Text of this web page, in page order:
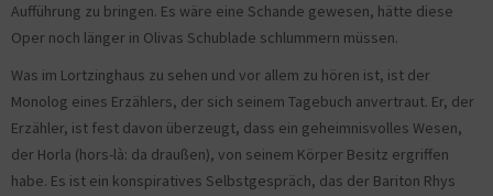
Aufführung zu bringen. Es wäre eine Schande gewesen, hätte diese
Oper noch länger in Olivas Schublade schlummern müssen.
Was im Lortzinghaus zu sehen und vor allem zu hören ist, ist der
Monolog eines Erzählers, der sich seinem Tagebuch anvertraut. Er, der
Erzähler, ist fest davon überzeugt, dass ein geheimnisvolles Wesen,
der Horla (hors-là: da draußen), von seinem Körper Besitz ergriffen
habe. Es ist ein konspiratives Selbstgespräch, das der Bariton Rhys